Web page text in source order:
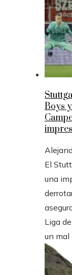
Boys
El
una
Liga
un mal